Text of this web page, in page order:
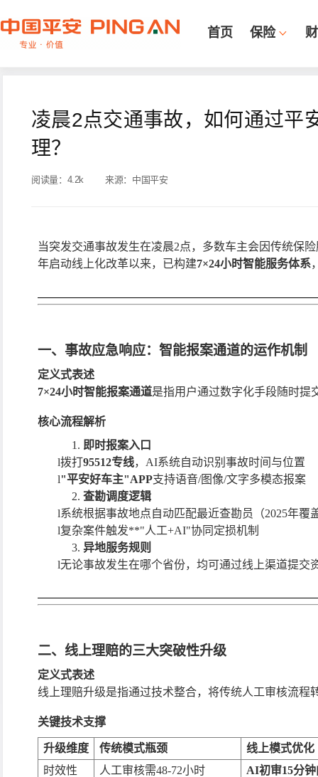
首页 保险
凌晨2点交通事故，如何通过平
理？
阅读量： 4.2k 来源： 中国平安
当突发交通事故发生在凌晨2点，多数车主会因传统保
年启动线上化改革以来，已构建7×24小时智能服务体系
一、事故应急响应：智能报案通道的运作机制
定义式表述
7×24小时智能报案通道是指用户通过数字化手段随时提
核心流程解析
1. 即时报案入口
l拨打95512专线， AI系统自动识别事故时间与位置
l"平安好车主"APP支持语音/图像/文字多模态报案
2. 查勘调度逻辑
l系统根据事故地点自动匹配最近查勘员（2025年覆
l复杂案件触发**"人工+AI"协同定损机制
3. 异地服务规则
l无论事故发生在哪个省份，均可通过线上渠道提交
二、线上理赔的三大突破性升级
定义式表述
线上理赔升级是指通过技术整合，将传统人工审核流程
关键技术支撑
升级维度 传统模式瓶颈
线上模式优化
时效性
人工审核需48-72小时
AI初审15分